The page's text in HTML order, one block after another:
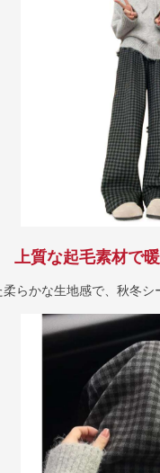
上質な起毛素材で
柔らかな生地感で、秋冬